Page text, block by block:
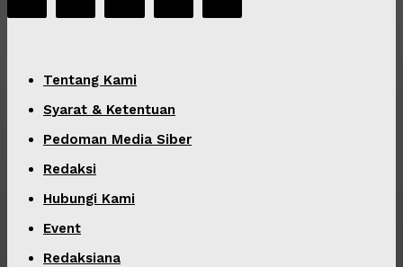
Tentang Kami
Syarat & Ketentuan
Pedoman Media Siber
Redaksi
Hubungi Kami
Event
Redaksiana